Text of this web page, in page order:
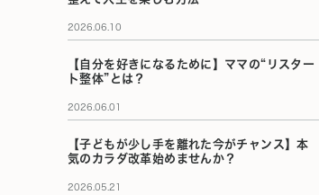
2026.06.10
【自分を好きになるために】ママの“リスター
ト整体”とは？
2026.06.01
【子どもが少し手を離れた今がチャンス】本
気のカラダ改革始めませんか？
2026.05.21